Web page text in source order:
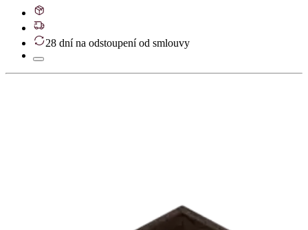
28 dní na odstoupení od smlouvy